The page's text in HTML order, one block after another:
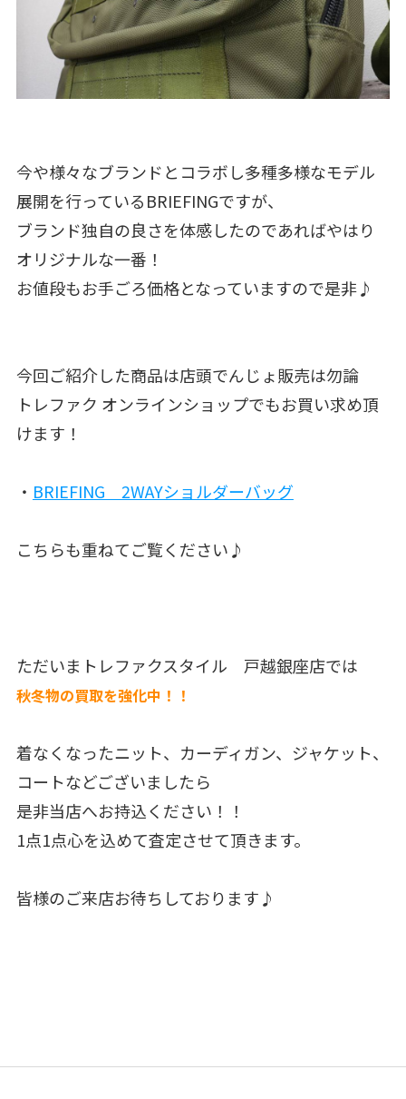
今や様々なブランドとコラボし多種多様なモデル
展開を行っているBRIEFINGですが、
ブランド独自の良さを体感したのであればやはり
オリジナルな一番！
お値段もお手ごろ価格となっていますので是非♪
今回ご紹介した商品は店頭でんじょ販売は勿論
トレファク オンラインショップでもお買い求め頂
けます！
・ BRIEFING 2WAYショルダーバッグ
こちらも重ねてご覧ください♪
ただいまトレファクスタイル 戸越銀座店では
秋冬物の買取を強化中！！
着なくなったニット、カーディガン、ジャケット、
コートなどございましたら
是非当店へお持込ください！！
1点1点心を込めて査定させて頂きます。
皆様のご来店お待ちしております♪